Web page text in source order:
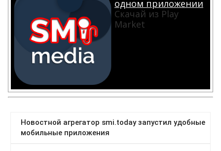
одном приложении
Скачай из Play
Market